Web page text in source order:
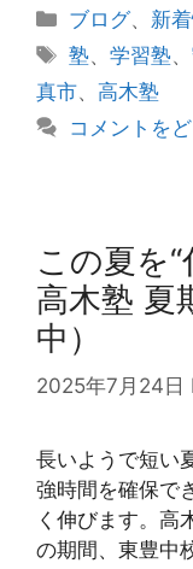
カ
テ
リ
ー
ブログ、 新
タ
グ
塾、学習塾、
真市、 高木塾
コメントを
この夏を“
高木塾 夏
中）
2025年7月24日
長いようで短い
強時間を確保で
く伸びます。高
の期間、東豊中